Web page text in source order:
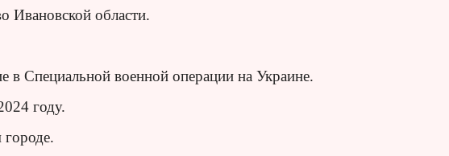
Ивановской области.
в Специальной военной операции на Украине.
году.